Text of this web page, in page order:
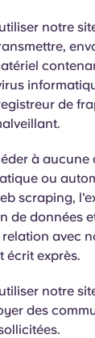
notre
de
à aucune
ou
scraping,
de données
avec
écrit exprès.
notre
des